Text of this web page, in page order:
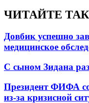
ЧИТАЙТЕ
Довбик успешно
медицинское
С сыном Зидана
Президент ФИФА
из-за кризисной